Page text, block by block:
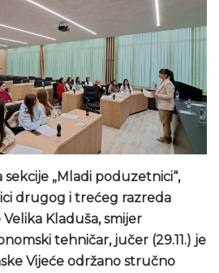
„Mladi poduzetnici“,
drugog i trećeg razreda
Kladuša, smijer
tehničar, jučer (29.11.) je
Vijeće održano stručno